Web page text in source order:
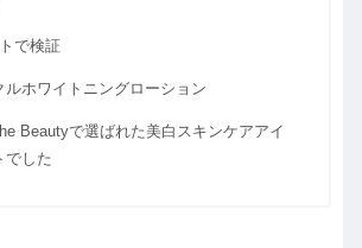
で検証
ルホワイトニングローション
Beautyで選ばれた美白スキンケアアイ
でした